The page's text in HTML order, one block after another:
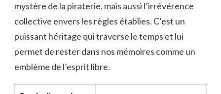
mystère de la piraterie, mais aussi l’irrévérence
collective envers les règles établies. C’est un
puissant héritage qui traverse le temps et lui
permet de rester dans nos mémoires comme un
emblème de l’esprit libre.